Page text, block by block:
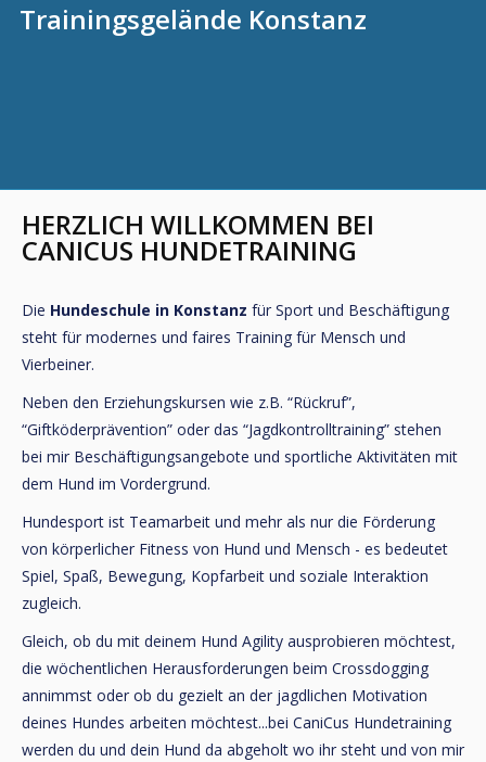
Trainingsgelände Konstanz
HERZLICH WILLKOMMEN BEI
CANICUS HUNDETRAINING
Die Hundeschule in Konstanz für Sport und Beschäftigung
steht für modernes und faires Training für Mensch und
Vierbeiner.
Neben den Erziehungskursen wie z.B. “Rückruf”,
“Giftköderprävention” oder das “Jagdkontrolltraining” stehen
bei mir Beschäftigungsangebote und sportliche Aktivitäten mit
dem Hund im Vordergrund.
Hundesport ist Teamarbeit und mehr als nur die Förderung
von körperlicher Fitness von Hund und Mensch - es bedeutet
Spiel, Spaß, Bewegung, Kopfarbeit und soziale Interaktion
zugleich.
Gleich, ob du mit deinem Hund Agility ausprobieren möchtest,
die wöchentlichen Herausforderungen beim Crossdogging
annimmst oder ob du gezielt an der jagdlichen Motivation
deines Hundes arbeiten möchtest...bei CaniCus Hundetraining
werden du und dein Hund da abgeholt wo ihr steht und von mir